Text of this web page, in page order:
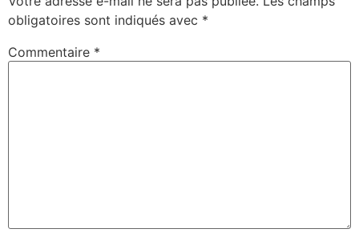
obligatoires sont indiqués avec *
Commentaire *